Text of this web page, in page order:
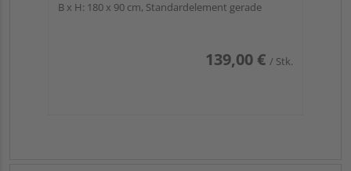
B x H: 180 x 90 cm, Standardelement gerade
139,00 € / Stk.